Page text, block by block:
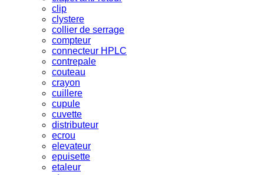
clip
clystere
collier de serrage
compteur
connecteur HPLC
contrepale
couteau
crayon
cuillere
cupule
cuvette
distributeur
ecrou
elevateur
epuisette
etaleur